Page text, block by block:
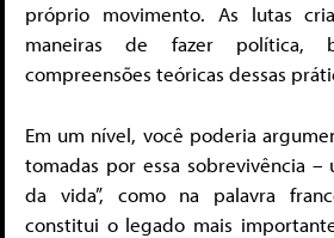
próprio movimento. As lutas
maneiras de fazer política,
compreensões teóricas dessas
Em um nível, você poderia
tomadas por essa sobrevivência –
da vida”, como na palavra
constitui o legado mais